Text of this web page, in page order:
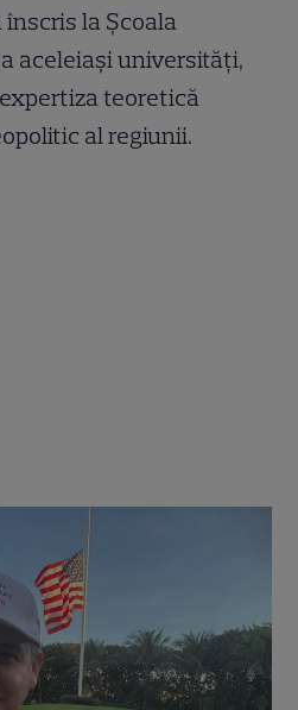
înscris la Școala
aceleiași universități,
teoretică
al regiunii.